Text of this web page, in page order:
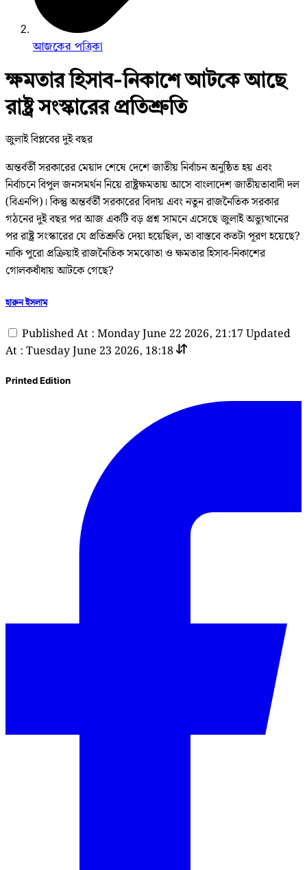
আজকের পত্রিকা
ক্ষমতার হিসাব-নিকাশে আটকে আছে
রাষ্ট্র সংস্কারের প্রতিশ্রুতি
জুলাই বিপ্লবের দুই বছর
অন্তর্বর্তী সরকারের মেয়াদ শেষে দেশে জাতীয় নির্বাচন অনুষ্ঠিত হয় এবং
নির্বাচনে বিপুল জনসমর্থন নিয়ে রাষ্ট্রক্ষমতায় আসে বাংলাদেশ জাতীয়তাবাদী দল
(বিএনপি)। কিন্তু অন্তর্বর্তী সরকারের বিদায় এবং নতুন রাজনৈতিক সরকার
গঠনের দুই বছর পর আজ একটি বড় প্রশ্ন সামনে এসেছে জুলাই অভ্যুত্থানের
পর রাষ্ট্র সংস্কারের যে প্রতিশ্রুতি দেয়া হয়েছিল, তা বাস্তবে কতটা পূরণ হয়েছে?
নাকি পুরো প্রক্রিয়াই রাজনৈতিক সমঝোতা ও ক্ষমতার হিসাব-নিকাশের
গোলকধাঁধায় আটকে গেছে?
হারুন ইসলাম
Published At : Monday June 22 2026, 21:17 Updated
At : Tuesday June 23 2026, 18:18
Printed Edition